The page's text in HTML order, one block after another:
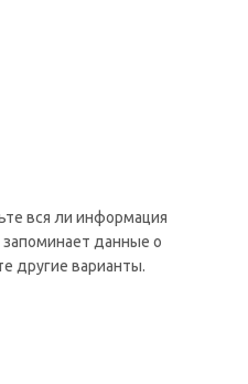
вся ли информация
данные о
другие варианты.